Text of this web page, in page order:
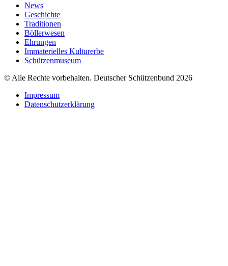
News
Geschichte
Traditionen
Böllerwesen
Ehrungen
Immaterielles Kulturerbe
Schützenmuseum
© Alle Rechte vorbehalten. Deutscher Schützenbund 2026
Impressum
Datenschutzerklärung